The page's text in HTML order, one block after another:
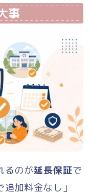
事
るのが延長保証で
加料金なし」